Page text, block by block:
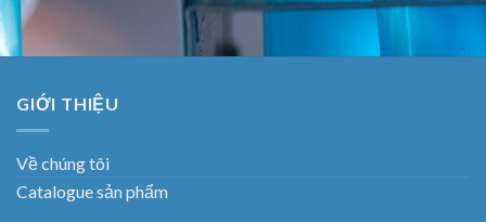
GIỚI THIỆU
Về chúng tôi
Catalogue sản phẩm